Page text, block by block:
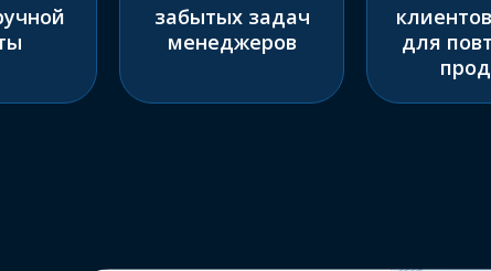
забытых задач
менеджеров
для